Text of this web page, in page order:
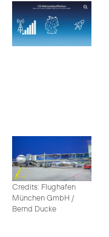
Credits: Flughafen
München GmbH /
Bernd Ducke